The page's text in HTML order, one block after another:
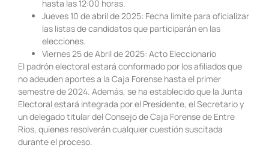
hasta las 12:00 horas.
Jueves 10 de abril de 2025: Fecha límite para oficializar
las listas de candidatos que participarán en las
elecciones.
Viernes 25 de Abril de 2025: Acto Eleccionario
El padrón electoral estará conformado por los afiliados que
no adeuden aportes a la Caja Forense hasta el primer
semestre de 2024. Además, se ha establecido que la Junta
Electoral estará integrada por el Presidente, el Secretario y
un delegado titular del Consejo de Caja Forense de Entre
Ríos, quienes resolverán cualquier cuestión suscitada
durante el proceso.